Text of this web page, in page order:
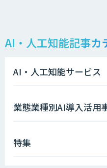
AI・人工知能記事カ
AI・人工知能サービス
業態業種別AI導入活用
特集